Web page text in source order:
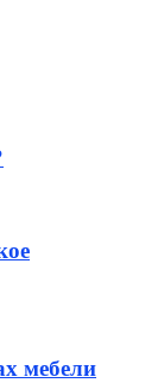
мебели